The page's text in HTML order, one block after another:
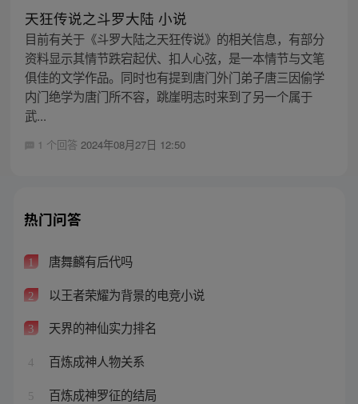
天狂传说之斗罗大陆 小说
目前有关于《斗罗大陆之天狂传说》的相关信息，有部分
资料显示其情节跌宕起伏、扣人心弦，是一本情节与文笔
俱佳的文学作品。同时也有提到唐门外门弟子唐三因偷学
内门绝学为唐门所不容，跳崖明志时来到了另一个属于
武...
1 个回答 2024年08月27日 12:50
热门问答
1 唐舞麟有后代吗
2 以王者荣耀为背景的电竞小说
3 天界的神仙实力排名
4 百炼成神人物关系
5 百炼成神罗征的结局